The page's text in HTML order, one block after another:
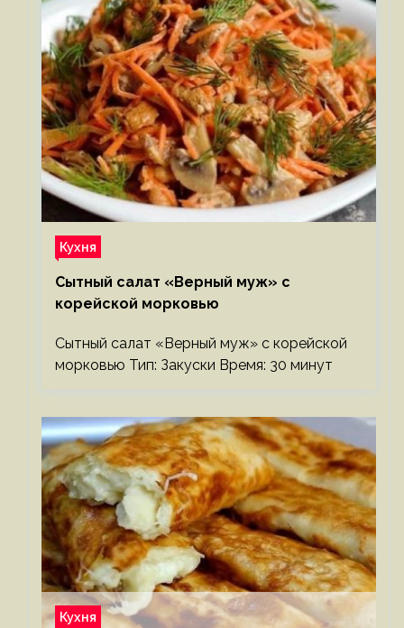
Кухня
Сытный салат «Верный муж» с
корейской морковью
Сытный салат «Верный муж» с корейской
морковью Тип: Закуски Время: 30 минут
Кухня